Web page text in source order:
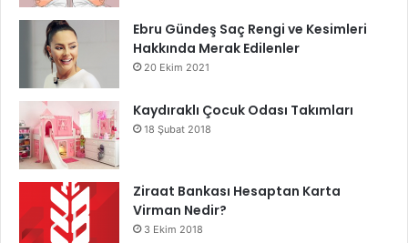
Ebru Gündeş Saç Rengi ve Kesimleri
Hakkında Merak Edilenler
20 Ekim 2021
Kaydıraklı Çocuk Odası Takımları
18 Şubat 2018
Ziraat Bankası Hesaptan Karta
Virman Nedir?
3 Ekim 2018